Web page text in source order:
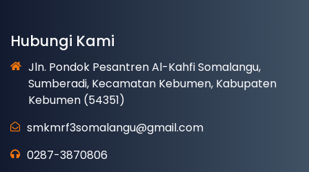
Hubungi Kami
Jln. Pondok Pesantren Al-Kahfi Somalangu,
Sumberadi, Kecamatan Kebumen, Kabupaten
Kebumen (54351)
smkmrf3somalangu@gmail.com
0287-3870806